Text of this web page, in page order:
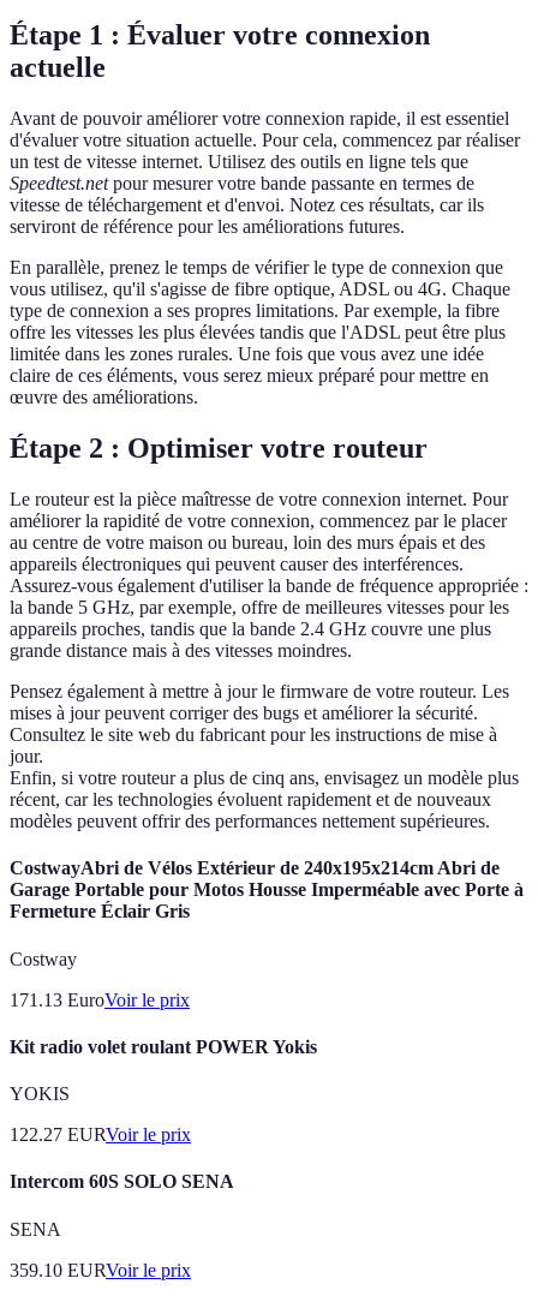
Étape 1 : Évaluer votre connexion
actuelle
Avant de pouvoir améliorer votre connexion rapide, il est essentiel
d'évaluer votre situation actuelle. Pour cela, commencez par réaliser
un test de vitesse internet. Utilisez des outils en ligne tels que
Speedtest.netpour mesurer votre bande passante en termes de
vitesse de téléchargement et d'envoi. Notez ces résultats, car ils
serviront de référence pour les améliorations futures.
En parallèle, prenez le temps de vérifier le type de connexion que
vous utilisez, qu'il s'agisse de fibre optique, ADSL ou 4G. Chaque
type de connexion a ses propres limitations. Par exemple, la fibre
offre les vitesses les plus élevées tandis que l'ADSL peut être plus
limitée dans les zones rurales. Une fois que vous avez une idée
claire de ces éléments, vous serez mieux préparé pour mettre en
œuvre des améliorations.
Étape 2 : Optimiser votre routeur
Le routeur est la pièce maîtresse de votre connexion internet. Pour
améliorer la rapidité de votre connexion, commencez par le placer
au centre de votre maison ou bureau, loin des murs épais et des
appareils électroniques qui peuvent causer des interférences.
Assurez-vous également d'utiliser la bande de fréquence appropriée :
la bande 5 GHz, par exemple, offre de meilleures vitesses pour les
appareils proches, tandis que la bande 2.4 GHz couvre une plus
grande distance mais à des vitesses moindres.
Pensez également à mettre à jour le firmware de votre routeur. Les
mises à jour peuvent corriger des bugs et améliorer la sécurité.
Consultez le site web du fabricant pour les instructions de mise à
jour.
Enfin, si votre routeur a plus de cinq ans, envisagez un modèle plus
récent, car les technologies évoluent rapidement et de nouveaux
modèles peuvent offrir des performances nettement supérieures.
CostwayAbri de Vélos Extérieur de 240x195x214cm Abri de
Garage Portable pour Motos Housse Imperméable avec Porte à
Fermeture Éclair Gris
Costway
171.13 EuroVoir le prix
Kit radio volet roulant POWER Yokis
YOKIS
122.27 EURVoir le prix
Intercom 60S SOLO SENA
SENA
359.10 EURVoir le prix